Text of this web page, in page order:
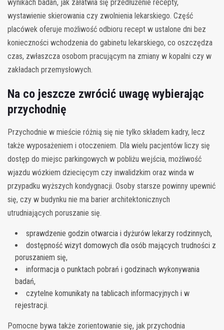
wynikach badań, jak załatwia się przedłużenie recepty,
wystawienie skierowania czy zwolnienia lekarskiego. Część
placówek oferuje możliwość odbioru recept w ustalone dni bez
konieczności wchodzenia do gabinetu lekarskiego, co oszczędza
czas, zwłaszcza osobom pracującym na zmiany w kopalni czy w
zakładach przemysłowych.
Na co jeszcze zwrócić uwagę wybierając
przychodnię
Przychodnie w mieście różnią się nie tylko składem kadry, lecz
także wyposażeniem i otoczeniem. Dla wielu pacjentów liczy się
dostęp do miejsc parkingowych w pobliżu wejścia, możliwość
wjazdu wózkiem dziecięcym czy inwalidzkim oraz winda w
przypadku wyższych kondygnacji. Osoby starsze powinny upewnić
się, czy w budynku nie ma barier architektonicznych
utrudniających poruszanie się.
sprawdzenie godzin otwarcia i dyżurów lekarzy rodzinnych,
dostępność wizyt domowych dla osób mających trudności z
poruszaniem się,
informacja o punktach pobrań i godzinach wykonywania
badań,
czytelne komunikaty na tablicach informacyjnych i w
rejestracji.
Pomocne bywa także zorientowanie się, jak przychodnia